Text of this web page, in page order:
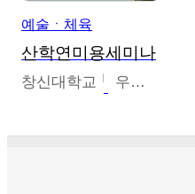
예술ㆍ체육
산학연미용세미나
창신대학교 우미옥,오윤경,박선이